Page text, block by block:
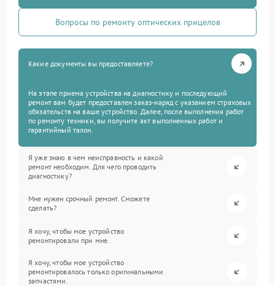
Вопросы по ремонту оптических прицелов
Какие документы вы предоставляете?
На этапе приема устройства на диагностику и последующий
ремонт вам будет предоставлен заказ-наряд с указанием страховых
обязательств на ваше устройство. Далее, после выполнения работ
по ремонту техники, вы получите акт выполненных работ и
гарантийный талон.
Я уже знаю в чем неисправность и какой
ремонт необходим. Для чего проводить
диагностику?
Мне нужен срочный ремонт. Сможете
сделать?
Я хочу, чтобы мое устройство
ремонтировали при мне.
Я хочу, чтобы мое устройство
ремонтировалось только оригинальными
запчастями.